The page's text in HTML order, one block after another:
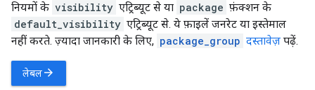
नियमों के visibility एट्रिब्यूट से या package फ़ंक्शन के
default_visibility एट्रिब्यूट से. ये फ़ाइलें जनरेट या इस्तेमाल
नहीं करते. ज़्यादा जानकारी के लिए, package_group दस्तावेज़ पढ़ें.
लेबलarrow_forward